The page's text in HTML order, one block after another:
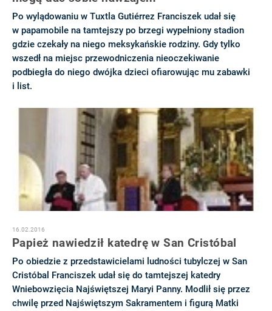
Po wylądowaniu w Tuxtla Gutiérrez Franciszek udał się
w papamobile na tamtejszy po brzegi wypełniony stadion
gdzie czekały na niego meksykańskie rodziny. Gdy tylko
wszedł na miejsc przewodniczenia nieoczekiwanie
podbiegła do niego dwójka dzieci ofiarowując mu zabawki
i list.
16.02.2016
Papież nawiedził katedrę w San Cristóbal
Po obiedzie z przedstawicielami ludności tubylczej w San
Cristóbal Franciszek udał się do tamtejszej katedry
Wniebowzięcia Najświętszej Maryi Panny. Modlił się przez
chwilę przed Najświętszym Sakramentem i figurą Matki